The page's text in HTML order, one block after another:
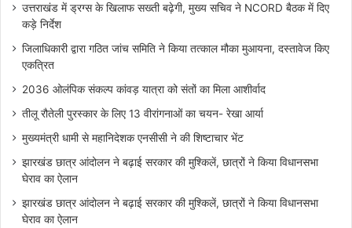
उत्तराखंड में ड्रग्स के खिलाफ सख्ती बढ़ेगी, मुख्य सचिव ने NCORD बैठक में दिए
कड़े निर्देश
जिलाधिकारी द्वारा गठित जांच समिति ने किया तत्काल मौका मुआयना, दस्तावेज किए
एकत्रित
2036 ओलंपिक संकल्प कांवड़ यात्रा को संतों का मिला आशीर्वाद
तीलू रौतेली पुरस्कार के लिए 13 वीरांगनाओं का चयन- रेखा आर्या
मुख्यमंत्री धामी से महानिदेशक एनसीसी ने की शिष्टाचार भेंट
झारखंड छात्र आंदोलन ने बढ़ाई सरकार की मुश्किलें, छात्रों ने किया विधानसभा
घेराव का ऐलान
झारखंड छात्र आंदोलन ने बढ़ाई सरकार की मुश्किलें, छात्रों ने किया विधानसभा
घेराव का ऐलान